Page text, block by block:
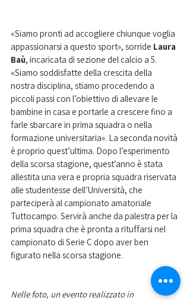
«Siamo pronti ad accogliere chiunque voglia
appassionarsi a questo sport», sorride Laura
Baù, incaricata di sezione del calcio a 5.
«Siamo soddisfatte della crescita della
nostra disciplina, stiamo procedendo a
piccoli passi con l’obiettivo di allevare le
bambine in casa e portarle a crescere fino a
farle sbarcare in prima squadra o nella
formazione universitaria». La seconda novità
è proprio quest’ultima. Dopo l’esperimento
della scorsa stagione, quest’anno è stata
allestita una vera e propria squadra riservata
alle studentesse dell’Università, che
parteciperà al campionato amatoriale
Tuttocampo. Servirà anche da palestra per la
prima squadra che è pronta a rituffarsi nel
campionato di Serie C dopo aver ben
figurato nella scorsa stagione.
Nelle foto, un evento realizzato in